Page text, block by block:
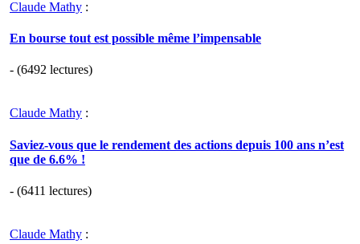
Claude Mathy :
En bourse tout est possible même l’impensable
- (6492 lectures)
Claude Mathy :
Saviez-vous que le rendement des actions depuis 100 ans n’est
que de 6.6% !
- (6411 lectures)
Claude Mathy :